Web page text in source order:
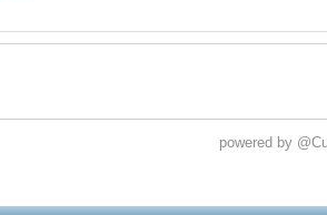
powered by